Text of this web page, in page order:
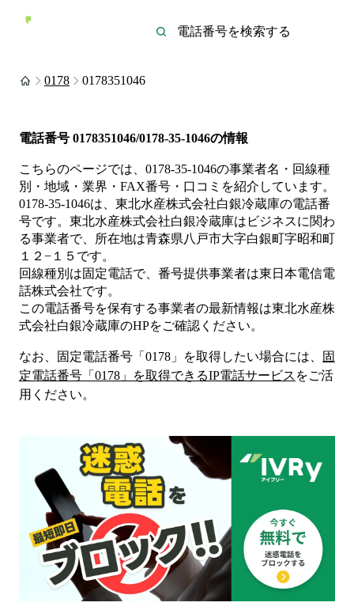
0178 0178351046
電話番号 0178351046/0178-35-1046の情報
こちらのページでは、 0178-35-1046の事業者名・回線種
別・地域・業界・FAX番号・口コミを紹介しています。
0178-35-1046は、 東北水産株式会社白銀冷蔵庫の電話番
号です。 東北水産株式会社白銀冷蔵庫は ビジネスに関わ
る事業者で、所在地は青森県八戸市大字白銀町字昭和町
１２−１５ です。
回線種別は固定電話で、番号提供事業者は東日本電信電
話株式会社です。
この電話番号を保有する事業者の最新情報は東北水産株
式会社白銀冷蔵庫のHPをご確認ください。
なお、固定電話番号「 0178 」を取得したい場合には、
固
定電話番号「 0178 」を取得できるIP電話サービス をご活
用ください。